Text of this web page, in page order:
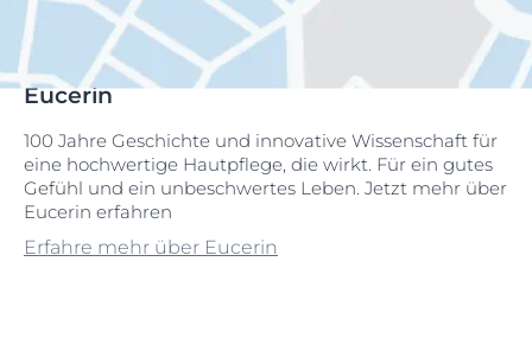
Eucerin
100 Jahre Geschichte und innovative Wissenschaft für
eine hochwertige Hautpflege, die wirkt. Für ein gutes
Gefühl und ein unbeschwertes Leben. Jetzt mehr über
Eucerin erfahren
Erfahre mehr über Eucerin